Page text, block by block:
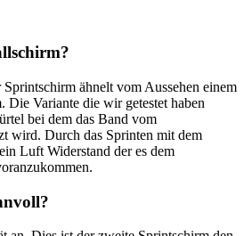
ähnelt vom Aussehen einem
Die Variante die wir getestet haben
bei dem das Band vom
wird. Durch das Sprinten mit dem
Luft Widerstand der es dem